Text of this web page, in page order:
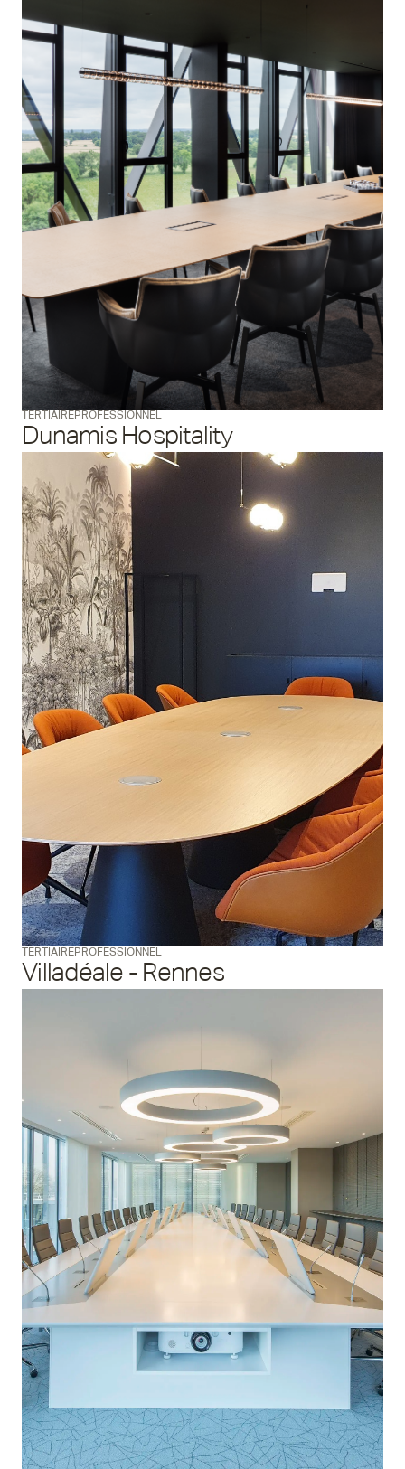
TERTIAIREPROFESSIONNEL
Dunamis Hospitality
TERTIAIREPROFESSIONNEL
Villadéale - Rennes